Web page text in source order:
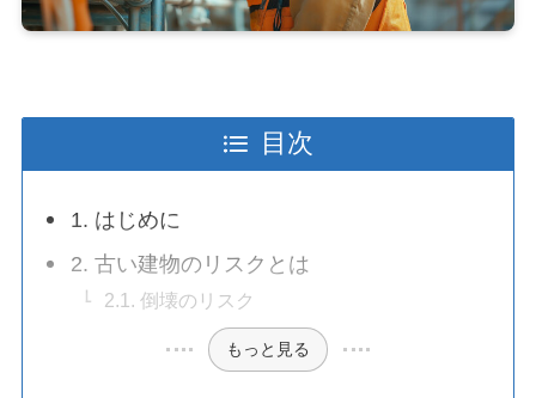
目次
1. はじめに
2. 古い建物のリスクとは
2.1. 倒壊のリスク
もっと見る